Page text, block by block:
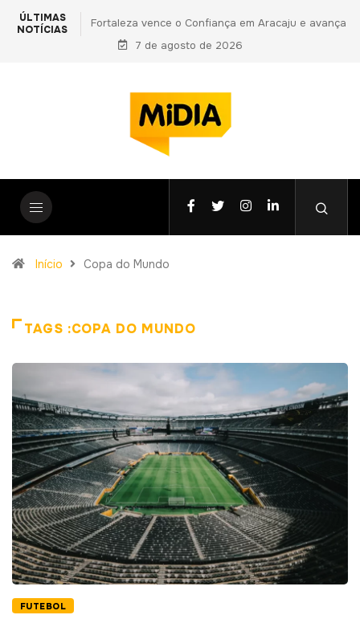
ÚLTIMAS
NOTÍCIAS
em Aracaju e avança
PF prende primo de Daniel Vorcaro e
vantagens indevidas a Ciro Nogueira em
7 de agosto de 2026
Início Copa do Mundo
TAGS :COPA DO MUNDO
FUTEBOL